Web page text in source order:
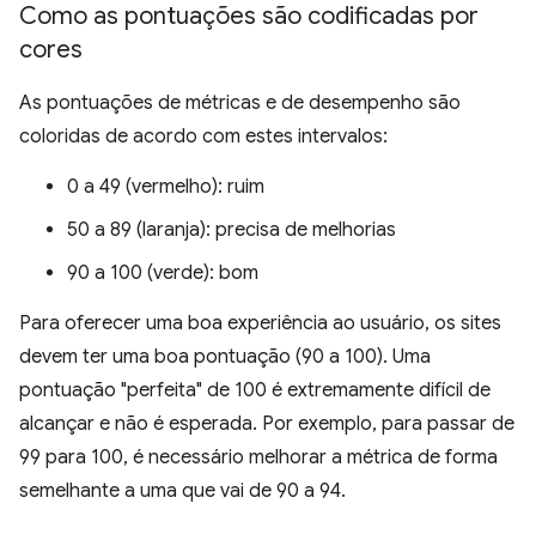
Como as pontuações são codificadas por
cores
As pontuações de métricas e de desempenho são
coloridas de acordo com estes intervalos:
0 a 49 (vermelho): ruim
50 a 89 (laranja): precisa de melhorias
90 a 100 (verde): bom
Para oferecer uma boa experiência ao usuário, os sites
devem ter uma boa pontuação (90 a 100). Uma
pontuação "perfeita" de 100 é extremamente difícil de
alcançar e não é esperada. Por exemplo, para passar de
99 para 100, é necessário melhorar a métrica de forma
semelhante a uma que vai de 90 a 94.